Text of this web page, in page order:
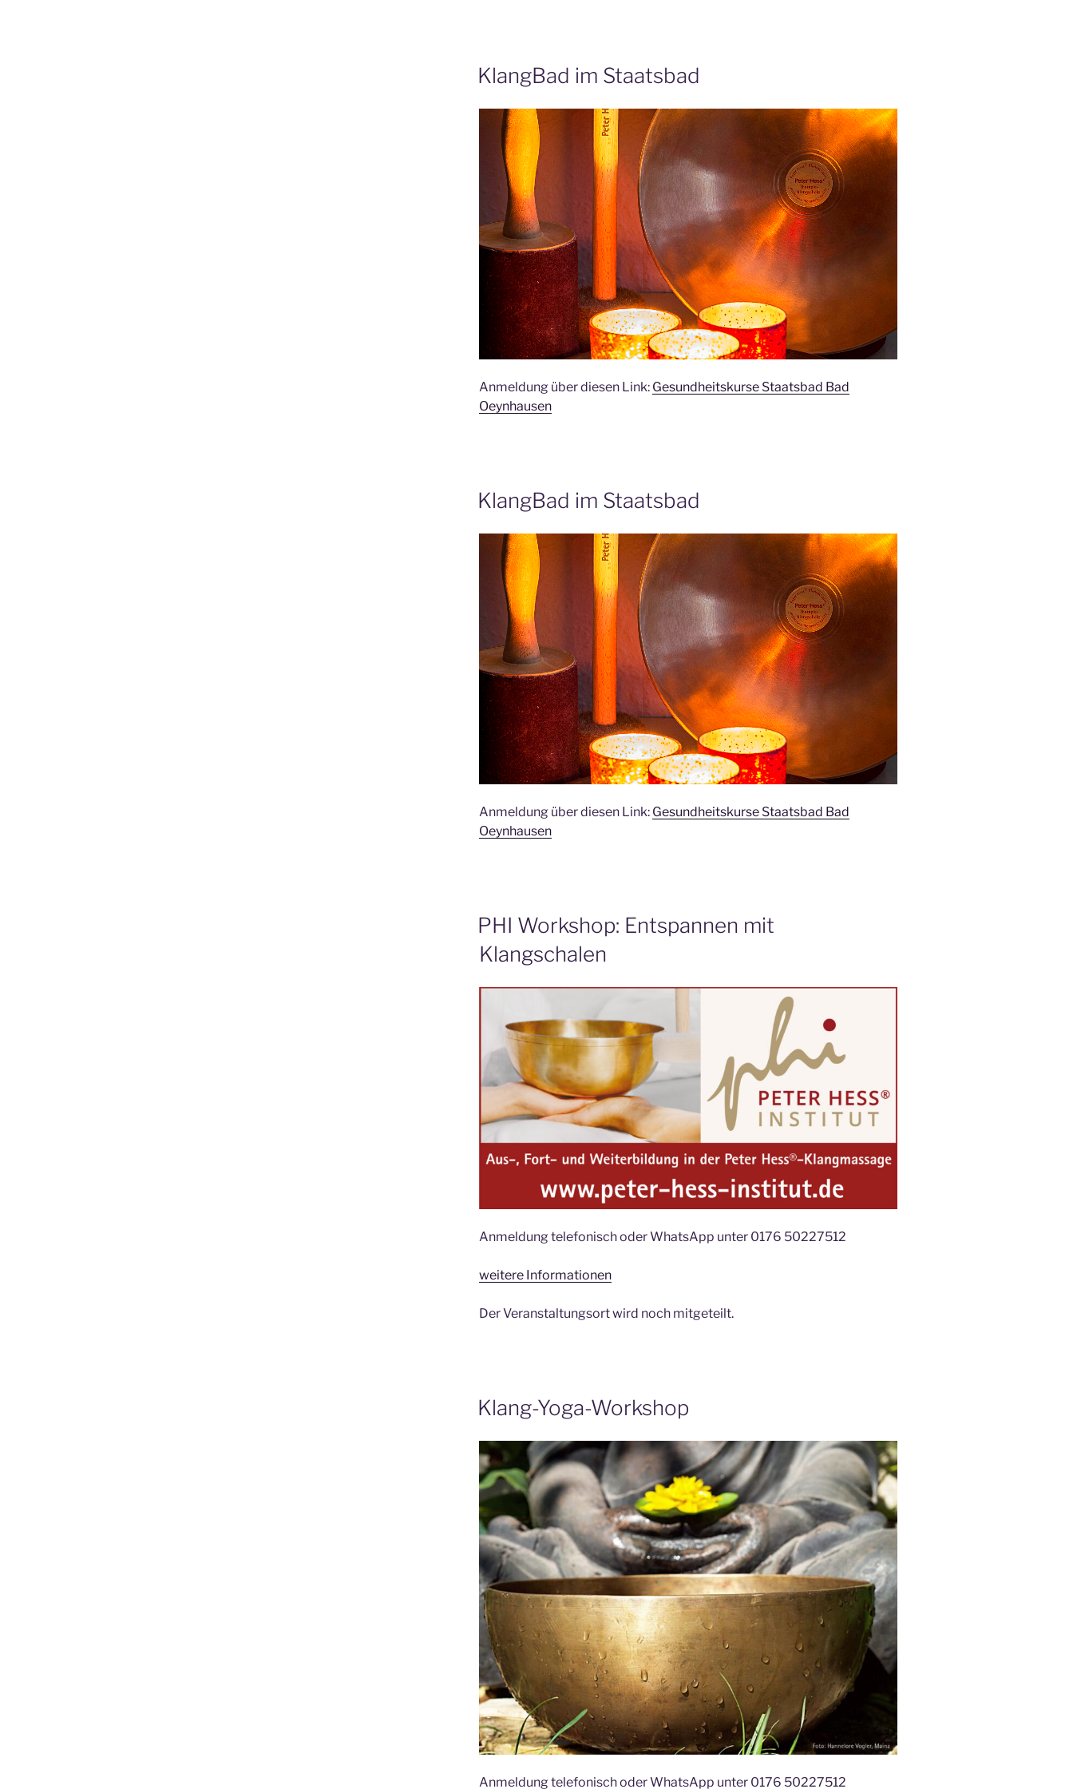
KlangBad im Staatsbad
Anmeldung über diesen Link: Gesundheitskurse Staatsbad Bad
Oeynhausen
KlangBad im Staatsbad
Anmeldung über diesen Link: Gesundheitskurse Staatsbad Bad
Oeynhausen
PHI Workshop: Entspannen mit
Klangschalen
Anmeldung telefonisch oder WhatsApp unter 0176 50227512
weitere Informationen
Der Veranstaltungsort wird noch mitgeteilt.
Klang-Yoga-Workshop
Anmeldung telefonisch oder WhatsApp unter 0176 50227512